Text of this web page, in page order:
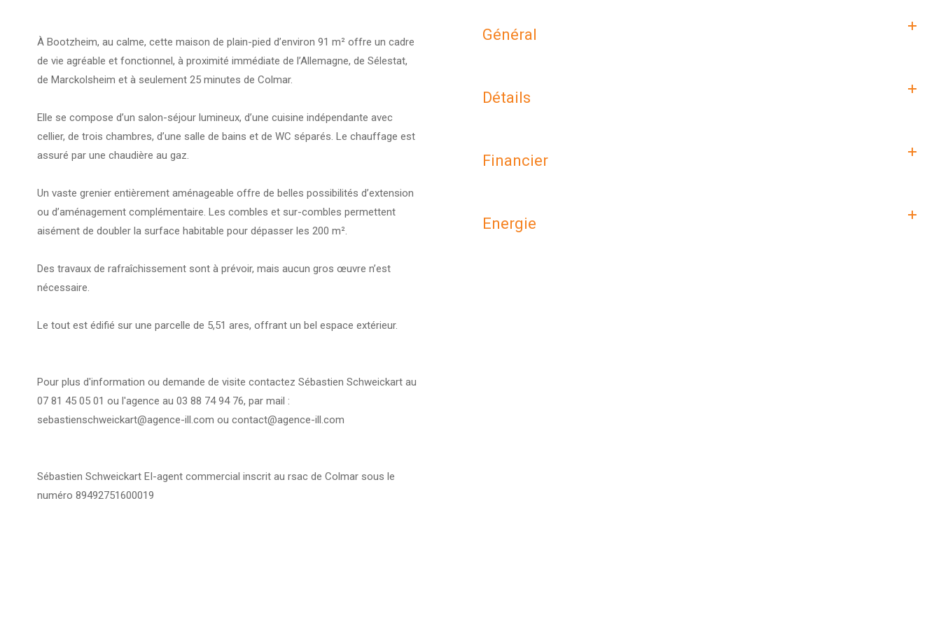
À Bootzheim, au calme, cette maison de plain-pied d’environ 91 m² offre un cadre
de vie agréable et fonctionnel, à proximité immédiate de l’Allemagne, de Sélestat,
de Marckolsheim et à seulement 25 minutes de Colmar.
Elle se compose d’un salon-séjour lumineux, d’une cuisine indépendante avec
cellier, de trois chambres, d’une salle de bains et de WC séparés. Le chauffage est
assuré par une chaudière au gaz.
Un vaste grenier entièrement aménageable offre de belles possibilités d’extension
ou d’aménagement complémentaire. Les combles et sur-combles permettent
aisément de doubler la surface habitable pour dépasser les 200 m².
Des travaux de rafraîchissement sont à prévoir, mais aucun gros œuvre n’est
nécessaire.
Le tout est édifié sur une parcelle de 5,51 ares, offrant un bel espace extérieur.
Pour plus d'information ou demande de visite contactez Sébastien Schweickart au
07 81 45 05 01 ou l'agence au 03 88 74 94 76, par mail :
sebastienschweickart@agence-ill.com ou contact@agence-ill.com
Sébastien Schweickart EI-agent commercial inscrit au rsac de Colmar sous le
numéro 89492751600019
Général
Détails
Financier
Energie